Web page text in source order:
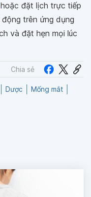
hoặc đặt lịch trực tiếp
trên ứng dụng
và đặt hẹn mọi lúc
Chia sẻ
Dược
Mống mắt